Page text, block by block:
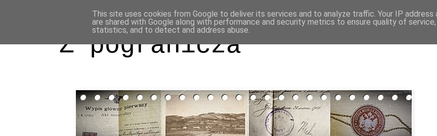
Z pogranicza
This site uses cookies from Google to deliver its services and to analyze traffic. Your IP address
are shared with Google along with performance and security metrics to ensure quality of
statistics, and to detect and address abuse.